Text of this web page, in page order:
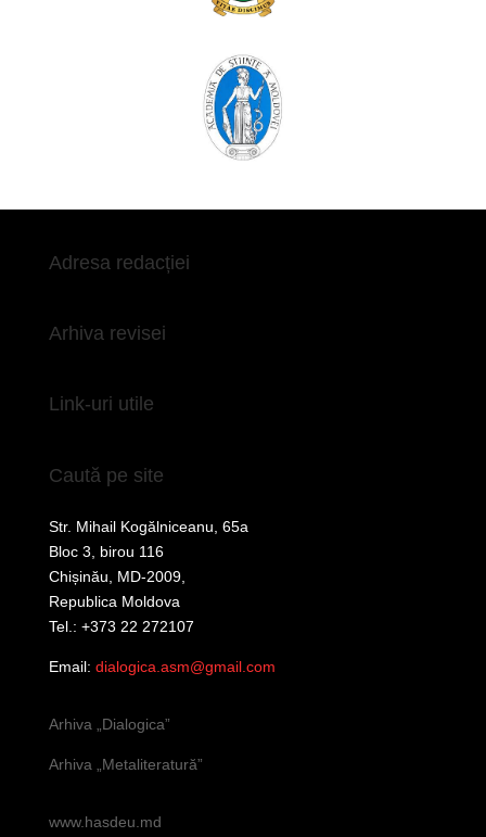
Adresa redacției
Arhiva revisei
Link-uri utile
Caută pe site
Str. Mihail Kogălniceanu, 65a
Bloc 3, birou 116
Chișinău, MD-2009,
Republica Moldova
Tel.: +373 22 272107
Email: dialogica.asm@gmail.com
Arhiva „Dialogica”
Arhiva „Metaliteratură”
www.hasdeu.md